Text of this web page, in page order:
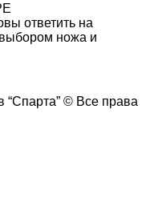
ответить на
ножа и
“Спарта” © Все права